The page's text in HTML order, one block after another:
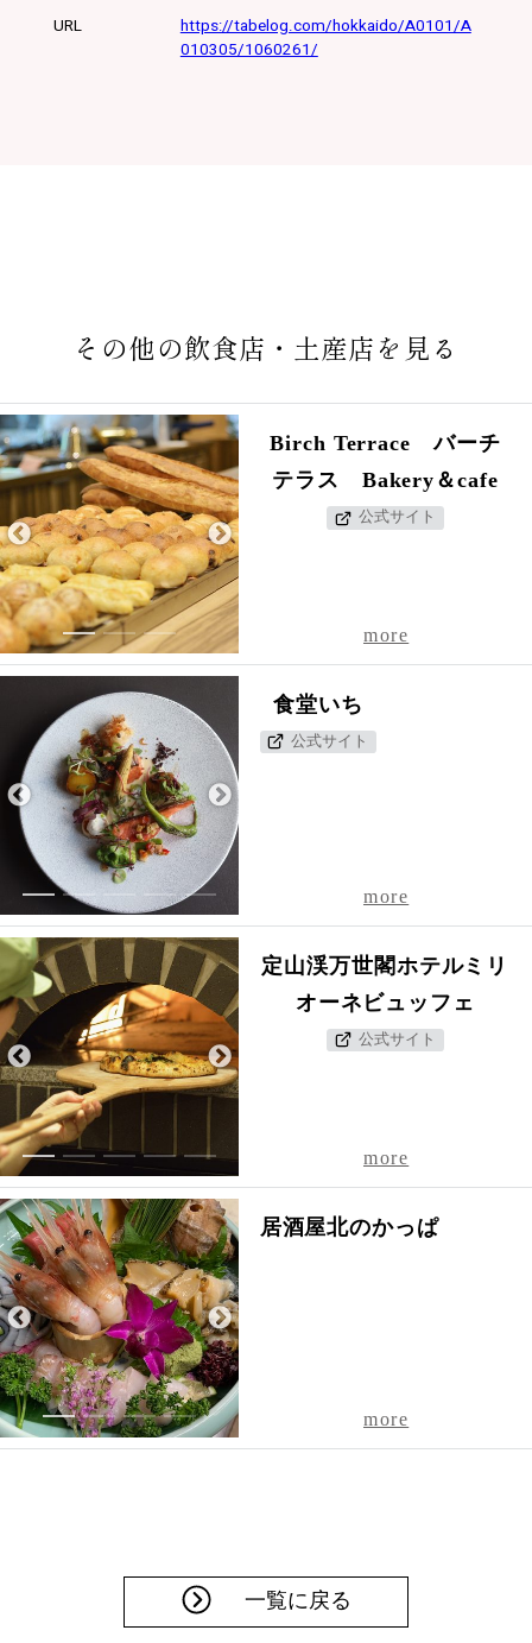
URL
その他の飲食店・土産店を見る
1 2 3
Birch Terrace バーチ
テラス Bakery＆cafe
公式サイト
more
1 2 3 4 5
食堂いち
公式サイト
more
1 2 3 4 5
定山渓万世閣ホテルミリ
オーネビュッフェ
公式サイト
more
1 2 3 4
居酒屋北のかっぱ
more
一覧に戻る